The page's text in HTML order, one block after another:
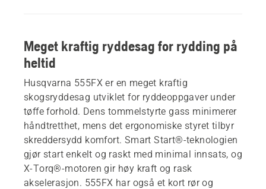
Meget kraftig ryddesag for rydding på
heltid
Husqvarna 555FX er en meget kraftig
skogsryddesag utviklet for ryddeoppgaver under
tøffe forhold. Dens tommelstyrte gass minimerer
håndtretthet, mens det ergonomiske styret tilbyr
skreddersydd komfort. Smart Start®-teknologien
gjør start enkelt og raskt med minimal innsats, og
X-Torq®-motoren gir høy kraft og rask
akselerasjon. 555FX har også et kort rør og